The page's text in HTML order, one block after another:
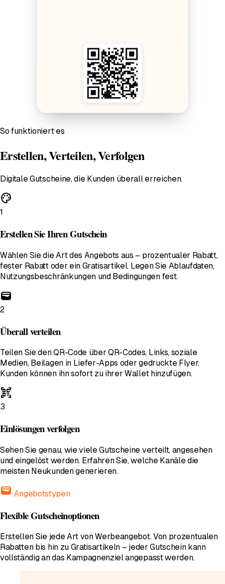
So funktioniert es
Erstellen, Verteilen, Verfolgen
Digitale Gutscheine, die Kunden überall erreichen.
palette
1
Erstellen Sie Ihren Gutschein
Wählen Sie die Art des Angebots aus – prozentualer Rabatt,
fester Rabatt oder ein Gratisartikel. Legen Sie Ablaufdaten,
Nutzungsbeschränkungen und Bedingungen fest.
wallet
2
Überall verteilen
Teilen Sie den QR-Code über QR-Codes, Links, soziale
Medien, Beilagen in Liefer-Apps oder gedruckte Flyer.
Kunden können ihn sofort zu ihrer Wallet hinzufügen.
qr_code_scanner
3
Einlösungen verfolgen
Sehen Sie genau, wie viele Gutscheine verteilt, angesehen
und eingelöst werden. Erfahren Sie, welche Kanäle die
meisten Neukunden generieren.
wallet Angebotstypen
Flexible Gutscheinoptionen
Erstellen Sie jede Art von Werbeangebot. Von prozentualen
Rabatten bis hin zu Gratisartikeln – jeder Gutschein kann
vollständig an das Kampagnenziel angepasst werden.